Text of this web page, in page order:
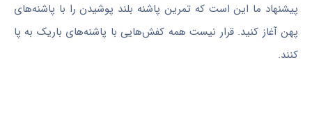
پیشنهاد ما این است که تمرین پاشنه بلند پوشیدن را با پاشنه‌های
پهن آغاز کنید. قرار نیست همه کفش‌هایی با پاشنه‌های باریک به پا
کنند.